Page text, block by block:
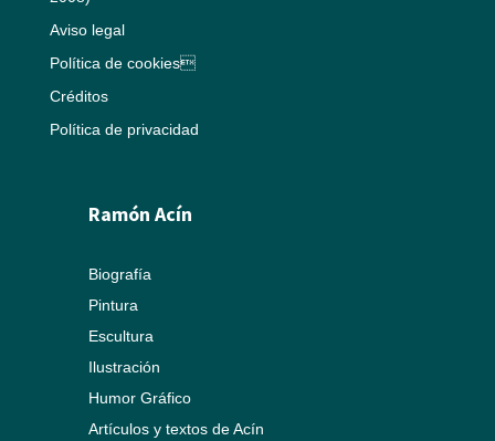
Aviso legal
Política de cookies
Créditos
Política de privacidad
Ramón Acín
Biografía
Pintura
Escultura
Ilustración
Humor Gráfico
Artículos y textos de Acín